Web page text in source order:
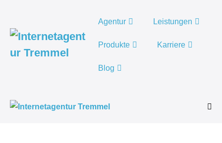
Inhalt
Agentur Leistungen
Produkte Karriere
Blog